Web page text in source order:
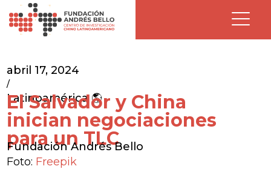
abril 17, 2024
/
Latinoamérica 🌎
El Salvador y China
inician negociaciones
para un TLC
Fundación Andrés Bello
Foto: Freepik